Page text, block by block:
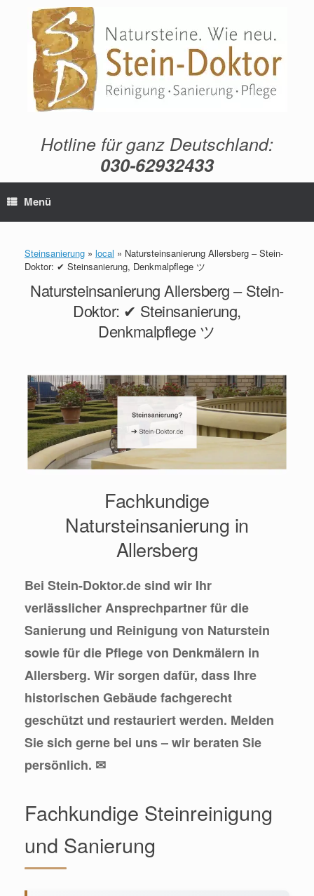
springen
Hotline für ganz Deutschland:
030-62932433
Menü
Steinsanierung » local » Natursteinsanierung Allersberg – Stein-
Doktor: ✔ Steinsanierung, Denkmalpflege ツ
Natursteinsanierung Allersberg – Stein-
Doktor: ✔ Steinsanierung,
Denkmalpflege ツ
Fachkundige
Natursteinsanierung in
Allersberg
Bei Stein-Doktor.de sind wir Ihr
verlässlicher Ansprechpartner für die
Sanierung und Reinigung von Naturstein
sowie für die Pflege von Denkmälern in
Allersberg. Wir sorgen dafür, dass Ihre
historischen Gebäude fachgerecht
geschützt und restauriert werden. Melden
Sie sich gerne bei uns – wir beraten Sie
persönlich. ✉
Fachkundige Steinreinigung
und Sanierung